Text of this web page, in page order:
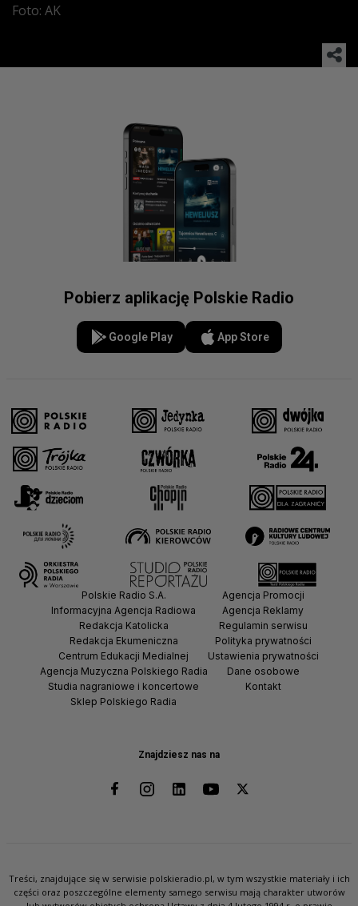
Foto: AK
Pobierz aplikację Polskie Radio
Google Play App Store
Znajdziesz nas na
Polskie Radio S.A.
Informacyjna Agencja Radiowa
Redakcja Katolicka
Redakcja Ekumeniczna
Centrum Edukacji Medialnej
Agencja Muzyczna Polskiego Radia
Studia nagraniowe i koncertowe
Sklep Polskiego Radia
Agencja Promocji
Agencja Reklamy
Regulamin serwisu
Polityka prywatności
Ustawienia prywatności
Dane osobowe
Kontakt
Treści, znajdujące się w serwisie polskieradio.pl, w tym wszystkie materiały i ich
części oraz poszczególne elementy samego serwisu mają charakter utworów